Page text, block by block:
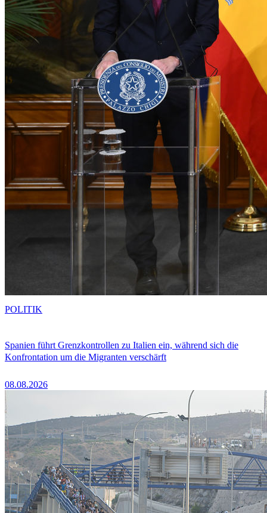
Spanien führt Grenzkontrollen zu Italien ein, während sich die
Konfrontation um die Migranten verschärft
08.08.2026
POLITIK